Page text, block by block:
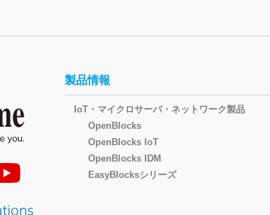
製品情報
IoT・マイクロサーバ・ネットワーク製品
OpenBlocks
OpenBlocks IoT
OpenBlocks IDM
EasyBlocksシリーズ